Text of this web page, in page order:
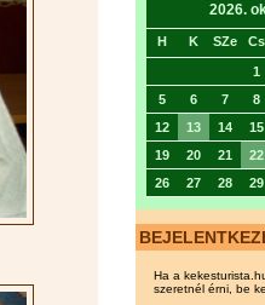
2026.
H K SZe Cs
1
5
6 7 8
12
13 14 15
19
20 21 22
26
27 28 29
Ha a
szeretnél érni, be